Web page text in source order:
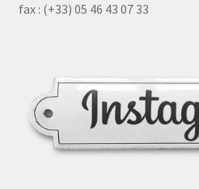
fax : (+33) 05 46 43 07 33